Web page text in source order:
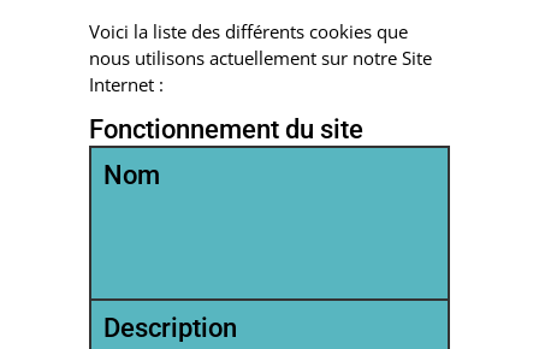
Voici la liste des différents cookies que
nous utilisons actuellement sur notre Site
Internet :
Fonctionnement du site
Nom
Description